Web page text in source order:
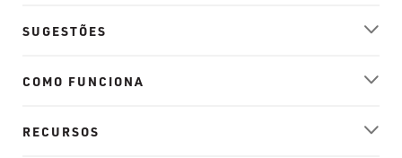
SUGESTÕES
COMO FUNCIONA
RECURSOS